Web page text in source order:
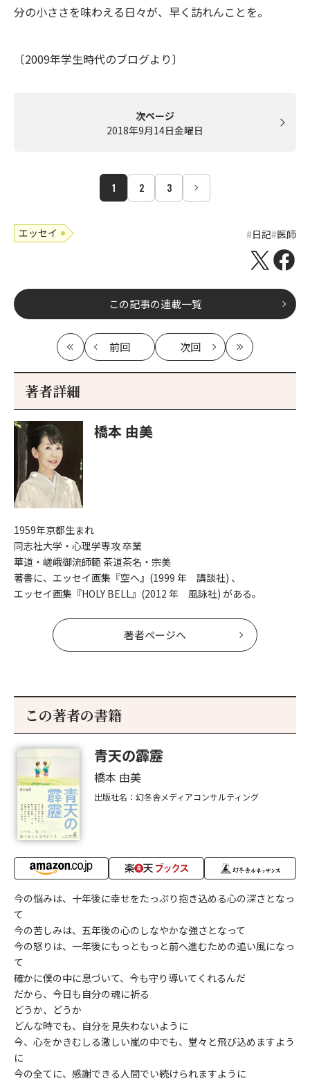
分の小ささを味わえる日々が、早く訪れんことを。
〔2009年学生時代のブログより〕
次ページ
2018年9月14日金曜日
1 2 3
エッセイ 日記 医師
この記事の連載一覧
最
初
前回
記
次回
記
最
新
著者詳細
橋本 由美
1959年京都生まれ
同志社大学・心理学専攻 卒業
華道・嵯峨御流師範 茶道茶名・宗美
著書に、エッセイ画集『空へ』(1999 年 講談社) 、
エッセイ画集『HOLY BELL』(2012 年 風詠社) がある。
著者ページへ
この著者の書籍
青天の霹靂
橋本 由美
出版社名：幻冬舎メディアコンサルティング
今の悩みは、十年後に幸せをたっぷり抱き込める心の深さとなっ
て
今の苦しみは、五年後の心のしなやかな強さとなって
今の怒りは、一年後にもっともっと前へ進むための追い風になっ
て
確かに僕の中に息づいて、今も守り導いてくれるんだ
だから、今日も自分の魂に祈る
どうか、どうか
どんな時でも、自分を見失わないように
今、心をかきむしる激しい嵐の中でも、堂々と飛び込めますよう
に
今の全てに、感謝できる人間でい続けられますように